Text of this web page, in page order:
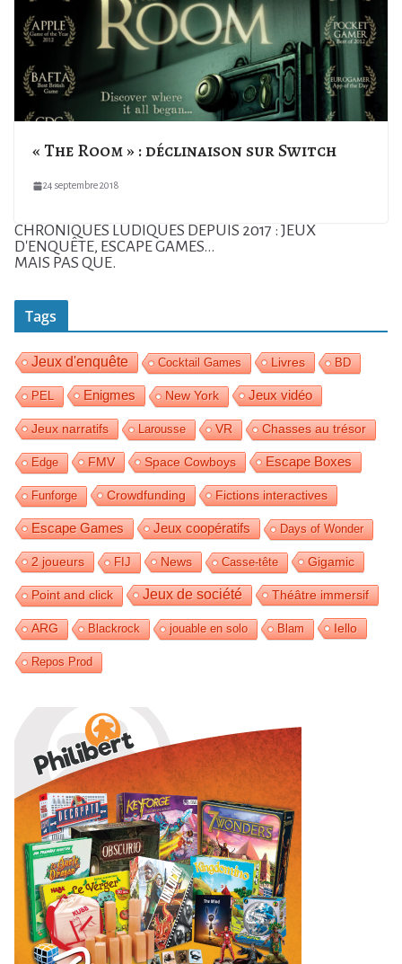
« The Room » : déclinaison sur Switch
24 septembre 2018
CHRONIQUES LUDIQUES DEPUIS 2017 : JEUX
D'ENQUÊTE, ESCAPE GAMES...
MAIS PAS QUE.
Tags
Jeux d'enquête Cocktail Games Livres BD
PEL Enigmes New York Jeux vidéo
Jeux narratifs Larousse VR Chasses au trésor
Edge FMV Space Cowboys Escape Boxes
Funforge Crowdfunding Fictions interactives
Escape Games Jeux coopératifs Days of Wonder
2 joueurs FIJ News Casse-tête Gigamic
Point and click Jeux de société Théâtre immersif
ARG Blackrock jouable en solo Blam Iello
Repos Prod